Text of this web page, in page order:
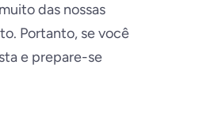
das nossas
Portanto, se você
e prepare-se